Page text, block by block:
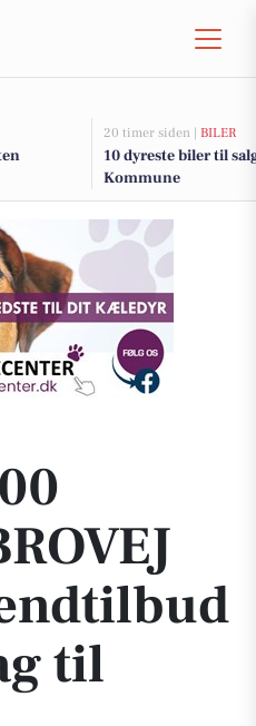
20 timer siden | BILER
10 dyreste biler til
Kommune
weekendtilbud fra torsdag til lørdag
til